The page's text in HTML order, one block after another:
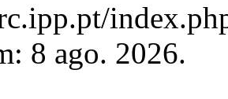
8 ago. 2026.